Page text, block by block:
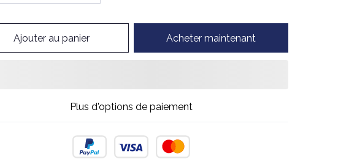
Ajouter au panier Acheter maintenant
Plus d'options de paiement